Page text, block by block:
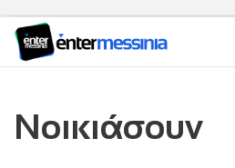
Νοικιάσουν